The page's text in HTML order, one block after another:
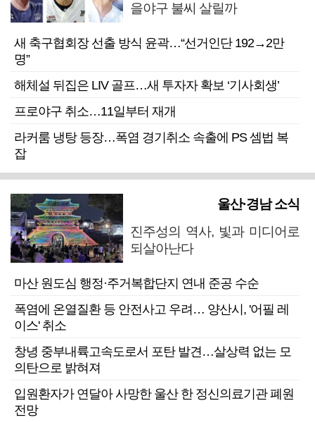
을야구 불씨 살릴까
새 축구협회장 선출 방식 윤곽…“선거인단 192→2만
명”
해체설 뒤집은 LIV 골프…새 투자자 확보 ‘기사회생’
프로야구 취소…11일부터 재개
라커룸 냉탕 등장…폭염 경기취소 속출에 PS 셈법 복
잡
울산·경남 소식
진주성의 역사, 빛과 미디어로
되살아난다
마산 원도심 행정·주거복합단지 연내 준공 수순
폭염에 온열질환 등 안전사고 우려… 양산시, '어필 레
이스' 취소
창녕 중부내륙고속도로서 포탄 발견…살상력 없는 모
의탄으로 밝혀져
입원환자가 연달아 사망한 울산 한 정신의료기관 폐원
전망